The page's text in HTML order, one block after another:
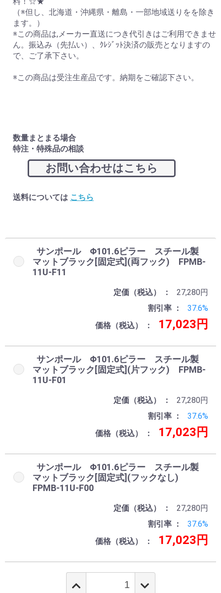
（※但し、北海道・沖縄県・離島・一部地域送りをを除き
ます。）
※この商品は,メーカー直送につき代引きはご利用できませ
ん。振込み（先払い）、ｸﾚｼﾞｯﾄ決済の販売となりますの
で、ご了承下さい。
※この商品は受注生産品です。納期をご確認下さい。
数量まとまる場合
特注・特殊品の相談
お問い合わせはこちら
送料については こちら
サンポール Φ101.6ピラー スチール製
マットブラック[固定式](両フック) FPMB-
11U-F11
定価（税込）
27,280円
割引率
37.6%
価格（税込）
17,023円
サンポール Φ101.6ピラー スチール製
マットブラック[固定式](片フック) FPMB-
11U-F01
定価（税込）
27,280円
割引率
37.6%
価格（税込）
17,023円
サンポール Φ101.6ピラー スチール製
マットブラック[固定式](フックなし)
FPMB-11U-F00
定価（税込）
27,280円
割引率
37.6%
価格（税込）
17,023円
お買い物を続ける